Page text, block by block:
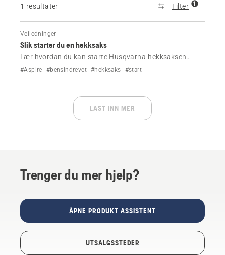
1 resultater Filter 1
Veiledninger
Slik starter du en hekksaks
Lær hvordan du kan starte Husqvarna-hekksaksen
riktig. Følg enkle trinn for kald- og varmstart med klare
#Aspire #bensindrevet #hekksaks #start
LAST INN MER
Trenger du mer hjelp?
ÅPNE PRODUKT ASSISTENT
UTSALGSSTEDER